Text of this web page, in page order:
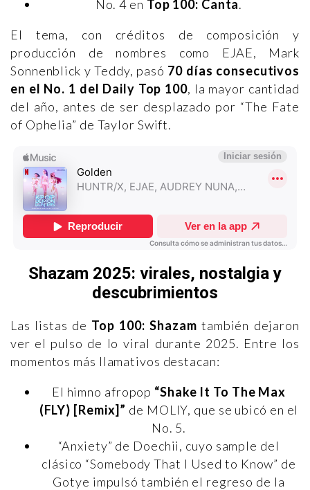
No. 4 en Top 100: Canta.
El tema, con créditos de composición y
producción de nombres como EJAE, Mark
Sonnenblick y Teddy, pasó 70 días consecutivos
en el No. 1 del Daily Top 100, la mayor cantidad
del año, antes de ser desplazado por “The Fate
of Ophelia” de Taylor Swift.
Shazam 2025: virales, nostalgia y
descubrimientos
Las listas de Top 100: Shazam también dejaron
ver el pulso de lo viral durante 2025. Entre los
momentos más llamativos destacan:
El himno afropop “Shake It To The Max
(FLY) [Remix]” de MOLIY, que se ubicó en el
No. 5.
“Anxiety” de Doechii, cuyo sample del
clásico “Somebody That I Used to Know” de
Gotye impulsó también el regreso de la